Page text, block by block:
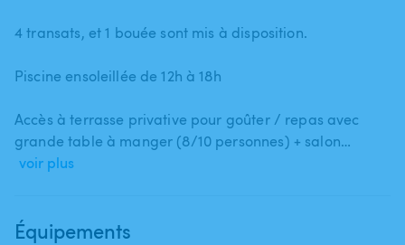
4 transats​,​ et 1 bouée sont mis à disposition.
Piscine ensoleillée de 12h à 18h
Accès à terrasse privative pour goûter ​/​ repas avec
grande table à manger (8​/​10 personnes) + salon…
voir plus
Équipements